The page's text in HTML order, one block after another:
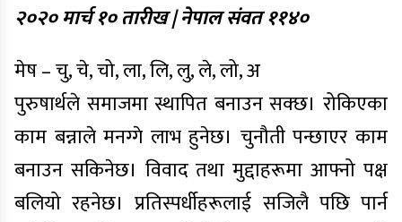
२०२० मार्च १० तारीख | नेपाल संवत ११४०
मेष – चु, चे, चो, ला, लि, लु, ले, लो, अ
पुरुषार्थले समाजमा स्थापित बनाउन सक्छ। रोकिएका
काम बन्नाले मनग्गे लाभ हुनेछ। चुनौती पन्छाएर काम
बनाउन सकिनेछ। विवाद तथा मुद्दाहरूमा आफ्नो पक्ष
बलियो रहनेछ। प्रतिस्पर्धीहरूलाई सजिलै पछि पार्न